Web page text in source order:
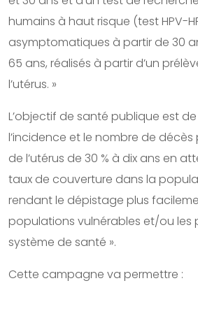
humains à haut risque (test HPV-
asymptomatiques à partir de 30
65 ans, réalisés à partir d’un
l’utérus. »
L’objectif de santé publique est de
l’incidence et le nombre de
de l’utérus de 30 % à dix ans en
taux de couverture dans la
rendant le dépistage plus
populations vulnérables et/ou les
système de santé ».
Cette campagne va permettre :